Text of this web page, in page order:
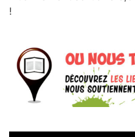
!